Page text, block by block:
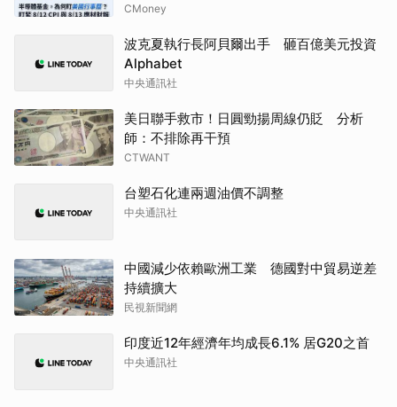
CMoney
波克夏執行長阿貝爾出手 砸百億美元投資
Alphabet
中央通訊社
美日聯手救市！日圓勁揚周線仍貶 分析
師：不排除再干預
CTWANT
台塑石化連兩週油價不調整
中央通訊社
中國減少依賴歐洲工業 德國對中貿易逆差
持續擴大
民視新聞網
印度近12年經濟年均成長6.1% 居G20之首
中央通訊社